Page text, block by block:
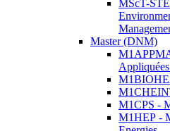
MScT-
Master (DNM)
M1CPS -
M1HEP -